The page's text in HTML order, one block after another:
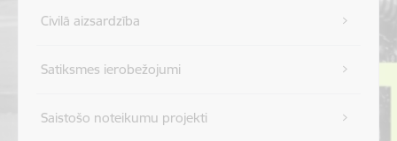
Civilā aizsardzība
Satiksmes ierobežojumi
Saistošo noteikumu projekti